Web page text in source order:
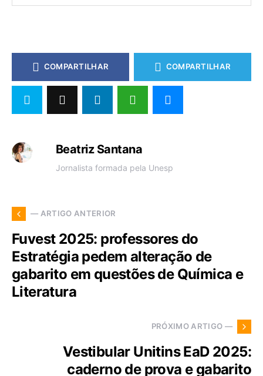
COMPARTILHAR COMPARTILHAR
Beatriz Santana
Jornalista formada pela Unesp
— ARTIGO ANTERIOR
Fuvest 2025: professores do
Estratégia pedem alteração de
gabarito em questões de Química e
Literatura
PRÓXIMO ARTIGO —
Vestibular Unitins EaD 2025:
caderno de prova e gabarito